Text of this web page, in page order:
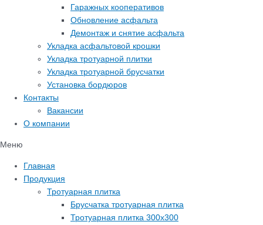
Гаражных кооперативов
Обновление асфальта
Демонтаж и снятие асфальта
Укладка асфальтовой крошки
Укладка тротуарной плитки
Укладка тротуарной брусчатки
Установка бордюров
Контакты
Вакансии
О компании
Меню
Главная
Продукция
Тротуарная плитка
Брусчатка тротуарная плитка
Тротуарная плитка 300х300